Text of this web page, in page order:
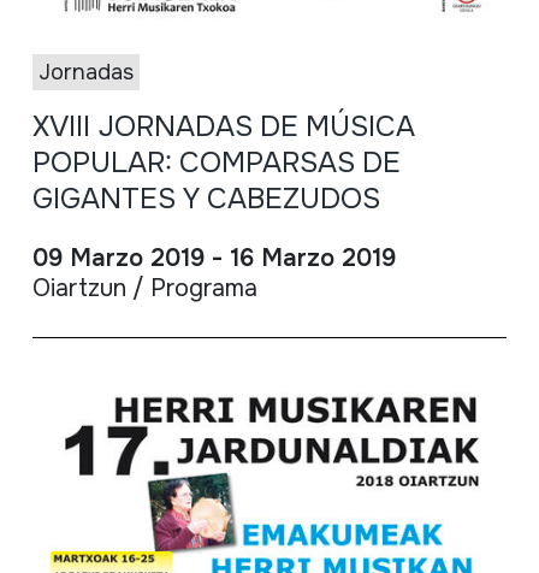
Jornadas
XVIII JORNADAS DE MÚSICA
POPULAR: COMPARSAS DE
GIGANTES Y CABEZUDOS
09 Marzo 2019 - 16 Marzo 2019
Oiartzun / Programa